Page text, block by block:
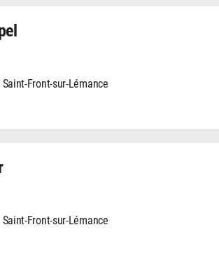
Front-sur-Lémance
Front-sur-Lémance